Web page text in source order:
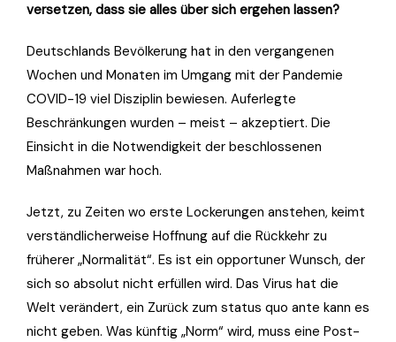
versetzen, dass sie alles über sich ergehen lassen?
Deutschlands Bevölkerung hat in den vergangenen
Wochen und Monaten im Umgang mit der Pandemie
COVID-19 viel Disziplin bewiesen. Auferlegte
Beschränkungen wurden – meist – akzeptiert. Die
Einsicht in die Notwendigkeit der beschlossenen
Maßnahmen war hoch.
Jetzt, zu Zeiten wo erste Lockerungen anstehen, keimt
verständlicherweise Hoffnung auf die Rückkehr zu
früherer „Normalität“. Es ist ein opportuner Wunsch, der
sich so absolut nicht erfüllen wird. Das Virus hat die
Welt verändert, ein Zurück zum status quo ante kann es
nicht geben. Was künftig „Norm“ wird, muss eine Post-